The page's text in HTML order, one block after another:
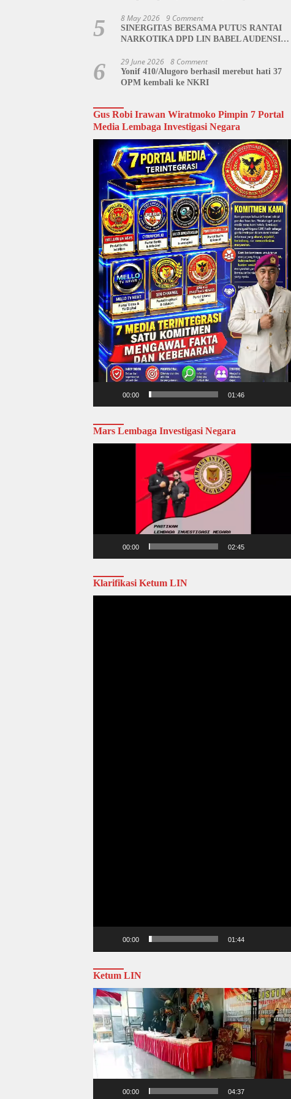
Kegiatan
5 8 May 2026 9 Comment
SINERGITAS BERSAMA PUTUS RANTAI
NARKOTIKA DPD LIN BABEL AUDENSI
6 29 June 2026 8 Comment
Yonif 410/Alugoro berhasil merebut hati 37
OPM kembali ke NKRI
Gus Robi Irawan Wiratmoko Pimpin 7 Portal
Media Lembaga Investigasi Negara
Video
Player
00:00 01:46
Mars Lembaga Investigasi Negara
00:00 02:45
Klarifikasi Ketum LIN
00:00 01:44
Ketum LIN
Video
Player
00:00 04:37